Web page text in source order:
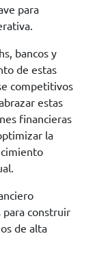
para
bancos y
de estas
competitivos
estas
financieras
la
para construir
de alta